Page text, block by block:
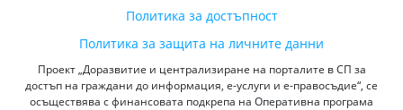
Политика за достъпност
Политика за защита на личните данни
Проект „Доразвитие и централизиране на порталите в СП за
достъп на граждани до информация, е-услуги и е-правосъдие“, се
осъществява с финансовата подкрепа на Оперативна програма